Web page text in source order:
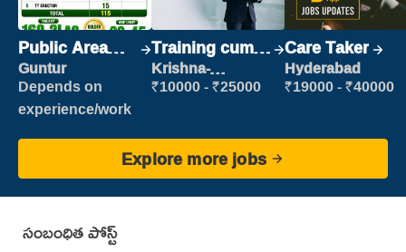
Public Area
Cleaner
Guntur
Depends on
experience/work
Training cum
Placement
Krishna-
vijayawada
₹10000 - ₹25000
Care Taker
Hyderabad
₹19000 - ₹40000
Explore more jobs
సంబంధిత పోస్ట్